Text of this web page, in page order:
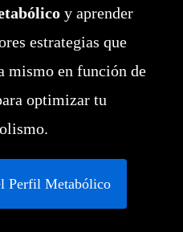
y aprender
estrategias que
mismo en función de
optimizar tu
Perfil Metabólico